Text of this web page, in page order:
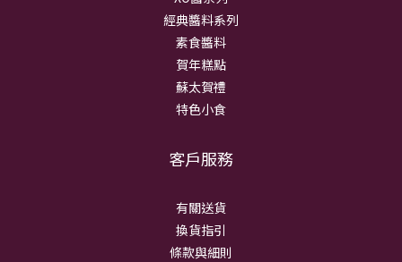
經典醬料系列
素食醬料
賀年糕點
蘇太賀禮
特色小食
客戶服務
有關送貨
換貨指引
條款與細則